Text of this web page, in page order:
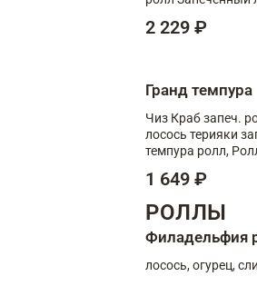
2 229 ₽
Гранд темпура
Чиз Краб запеч.
лосось терияки
темпура ролл,
1 649 ₽
РОЛЛЫ
Филадельфия
лосось, огурец,